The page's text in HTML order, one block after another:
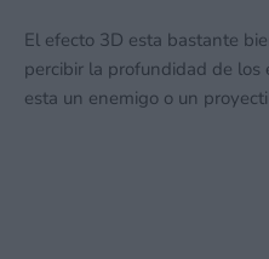
El efecto 3D esta bastante
percibir la profundidad de los
esta un enemigo o un